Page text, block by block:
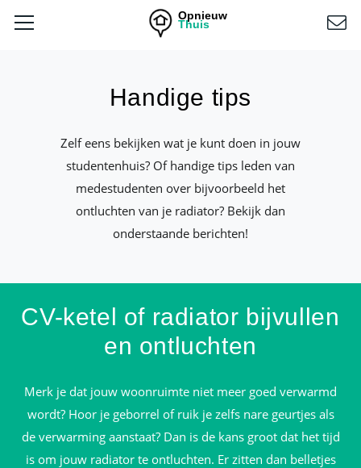
Opnieuw
Thuis
Handige tips
Zelf eens bekijken wat je kunt doen in jouw
studentenhuis? Of handige tips leden van
medestudenten over bijvoorbeeld het
ontluchten van je radiator? Bekijk dan
onderstaande berichten!
CV-ketel of radiator bijvullen
en ontluchten
Merk je dat jouw woonruimte niet meer goed verwarmd
wordt? Hoor je geborrel of ruik je zelfs nare geurtjes als
de verwarming aanstaat? Dan is de kans groot dat het tijd
is om jouw radiator te ontluchten. Er zitten dan belletjes